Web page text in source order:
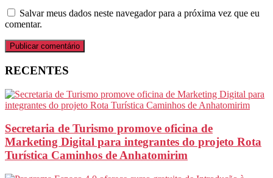
Salvar meus dados neste navegador para a próxima vez que eu
comentar.
RECENTES
Secretaria de Turismo promove oficina de
Marketing Digital para integrantes do projeto Rota
Turística Caminhos de Anhatomirim